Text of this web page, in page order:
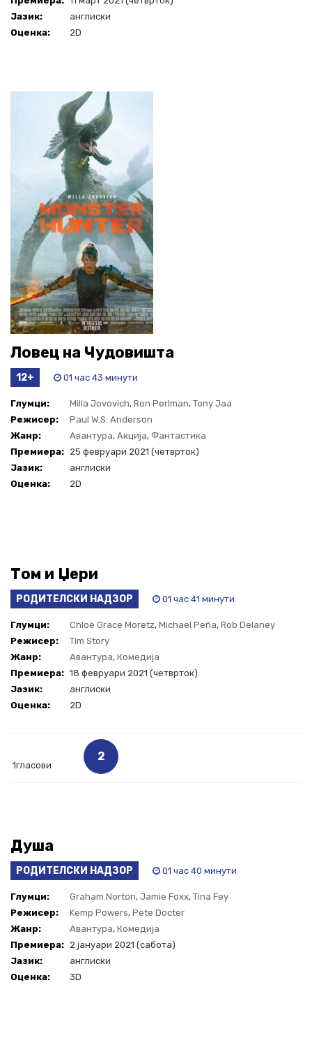
Јазик:
англиски
Оценка:
2D
Ловец на Чудовишта
12+ 01 час 43 минути
Глумци: Milla Jovovich, Ron Perlman, Tony Jaa
Режисер:
Paul W.S. Anderson
Жанр:
Авантура, Акција, Фантастика
Премиера: 25 февруари 2021 (четврток)
Јазик:
англиски
Оценка:
2D
Том и Џери
РОДИТЕЛСКИ НАДЗОР 01 час 41 минути
Глумци: Chloë Grace Moretz, Michael Peña, Rob Delaney
Режисер:
Tim Story
Жанр:
Авантура, Комедија
Премиера: 18 февруари 2021 (четврток)
Јазик:
англиски
Оценка:
2D
1гласови
2
Душа
РОДИТЕЛСКИ НАДЗОР 01 час 40 минути
Глумци: Graham Norton, Jamie Foxx, Tina Fey
Режисер:
Kemp Powers, Pete Docter
Жанр:
Авантура, Комедија
Премиера: 2 јануари 2021 (сабота)
Јазик:
англиски
Оценка:
3D